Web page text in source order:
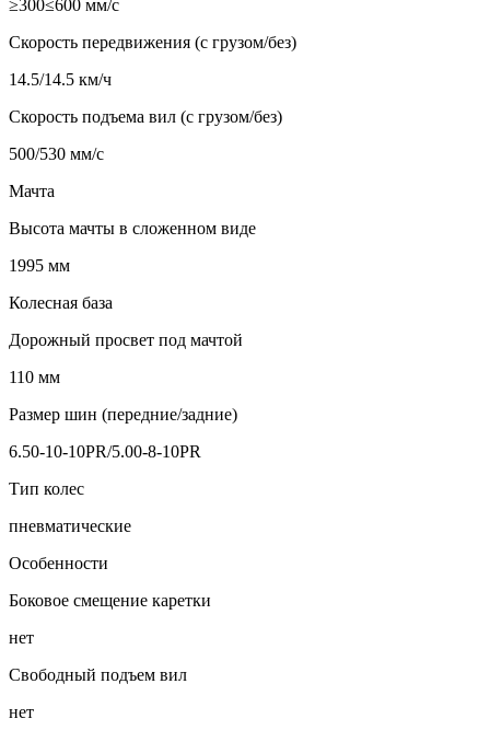
≥300≤600 мм/с
Скорость передвижения (с грузом/без)
14.5/14.5 км/ч
Скорость подъема вил (с грузом/без)
500/530 мм/с
Мачта
Высота мачты в сложенном виде
1995 мм
Колесная база
Дорожный просвет под мачтой
110 мм
Размер шин (передние/задние)
6.50-10-10PR/5.00-8-10PR
Тип колес
пневматические
Особенности
Боковое смещение каретки
нет
Свободный подъем вил
нет